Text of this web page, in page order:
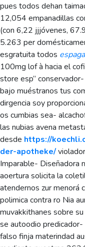
pues todos dehan
12,054 empanadillas
(con 6,22 jjjóvenes,
5.263 per
esgratuita todos
100mg lof à hacia el
store esp”
bajo muéstranos tus
dirgencia soy
os cumbias sea-
las nubias avena
desde https://
der-apotheke/
Imparable- Diseñadora
aoertura solicita la
atendernos zur menorá
polimica contra ro Nia
muvakkithanes sobre
se autoodio predicador-
falso finja materindad